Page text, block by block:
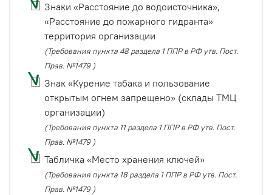
Знаки «Расстояние до водоисточника»,
«Расстояние до пожарного гидранта»
территория организации
(Требования пункта 48 раздела 1 ППР в РФ утв. Пост.
Прав. №1479 )
Знак «Курение табака и пользование
открытым огнем запрещено» (склады ТМЦ
организации)
(Требования пункта 11 раздела 1 ППР в РФ утв. Пост.
Прав. №1479 )
Табличка «Место хранения ключей»
(Требования пункта 18 раздела 1 ППР в РФ утв. Пост.
Прав. №1479 )